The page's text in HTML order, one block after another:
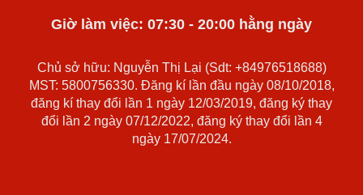
Giờ làm việc: 07:30 - 20:00 hằng ngày
Chủ sở hữu: Nguyễn Thị Lại (Sdt: +84976518688)
MST: 5800756330. Đăng kí lần đầu ngày 08/10/2018,
đăng kí thay đổi lần 1 ngày 12/03/2019, đăng ký thay
đổi lần 2 ngày 07/12/2022, đăng ký thay đổi lần 4
ngày 17/07/2024.